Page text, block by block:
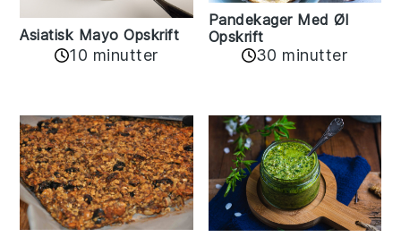
Asiatisk Mayo Opskrift
10 minutter
Pandekager Med Øl
Opskrift
30 minutter